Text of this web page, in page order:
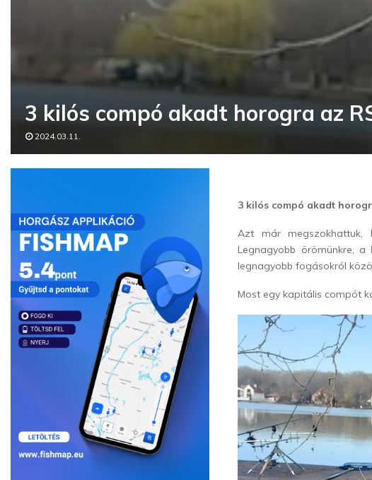
3 kilós compó akadt horogra az
2024.03.11.
3 kilós compó akadt
Azt már megszokhattuk,
Legnagyobb örömünkre, a
legnagyobb fogásokról
Most egy kapitális compót